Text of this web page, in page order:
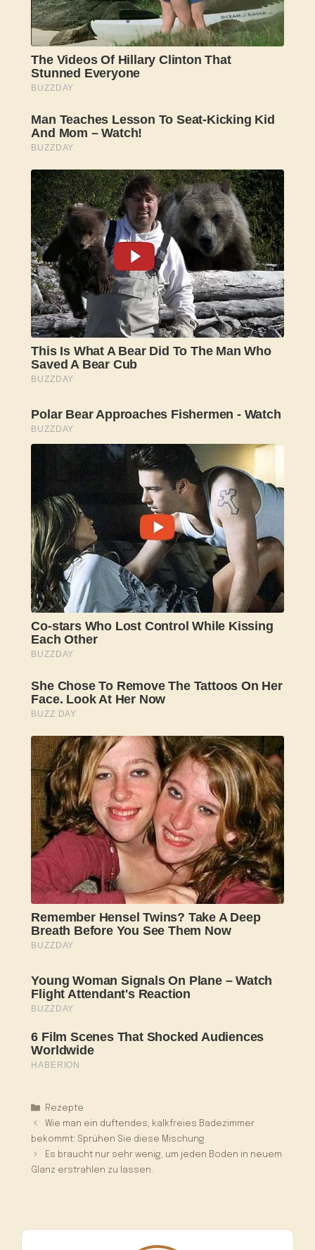
Kategorien
Rezepte
Wie man ein duftendes, kalkfreies Badezimmer
bekommt: Sprühen Sie diese Mischung
Es braucht nur sehr wenig, um jeden Boden in neuem
Glanz erstrahlen zu lassen.